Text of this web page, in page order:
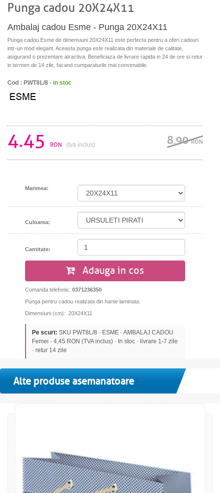
Punga cadou 20X24X11
Ambalaj cadou Esme - Punga 20X24X11
Punga cadou Esme de dimensiuni 20X24X11 este perfecta pentru a oferi cadouri
intr-un mod elegant. Aceasta punga este realizata din materiale de calitate,
asigurand o prezentare atractiva. Beneficiaza de livrare rapida in 24 de ore si retur
in termen de 14 zile, facand cumparaturile mai convenabile.
Cod : PWT8L/8 - in stoc
4.45 RON (tva inclus) 8.90RON
Marimea:
Culoarea:
Cantitate:
Adauga in cos
Comanda telefonic: 0371236350
Punga pentru cadou realizata din hartie laminata.
Dimensiuni (cm): 20X24X11
Pe scurt: SKU PWT8L/8 · ESME · AMBALAJ CADOU
Femei · 4,45 RON (TVA inclus) · In stoc · livrare 1-7 zile
· retur 14 zile
Alte produse asemanatoare